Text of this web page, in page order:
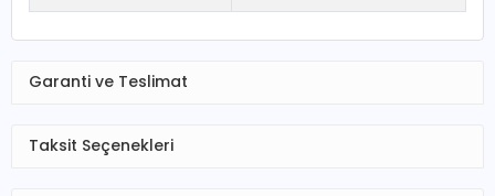
Garanti ve Teslimat
Taksit Seçenekleri